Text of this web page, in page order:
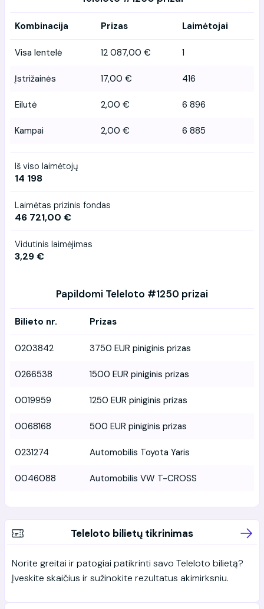
Kombinacija Prizas Laimėtojai
Visa lentelė 12 087,00 € 1
Įstrižainės 17,00 € 416
Eilutė 2,00 € 6 896
Kampai 2,00 € 6 885
Iš viso laimėtojų
14 198
Laimėtas prizinis fondas
46 721,00 €
Vidutinis laimėjimas
3,29 €
Papildomi Teleloto #1250 prizai
Bilieto nr. Prizas
0203842 3750 EUR piniginis prizas
0266538 1500 EUR piniginis prizas
0019959 1250 EUR piniginis prizas
0068168 500 EUR piniginis prizas
0231274 Automobilis Toyota Yaris
0046088 Automobilis VW T-CROSS
Teleloto bilietų tikrinimas
Norite greitai ir patogiai patikrinti savo Teleloto bilietą?
Įveskite skaičius ir sužinokite rezultatus akimirksniu.